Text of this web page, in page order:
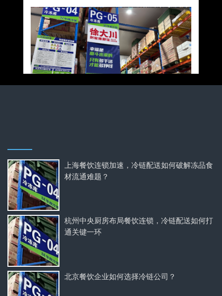
上海餐饮连锁加速，冷链配送如何破解冻品食
材流通难题？
杭州中央厨房布局餐饮连锁，冷链配送如何打
通关键一环
北京餐饮企业如何选择冷链公司？